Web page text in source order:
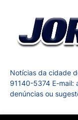
Notícias da cidade
91140-5374 E-mail:
denúncias ou